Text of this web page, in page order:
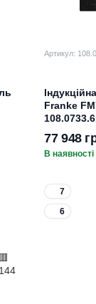
Артикул:
Franke
77 948
В наявності
7
6